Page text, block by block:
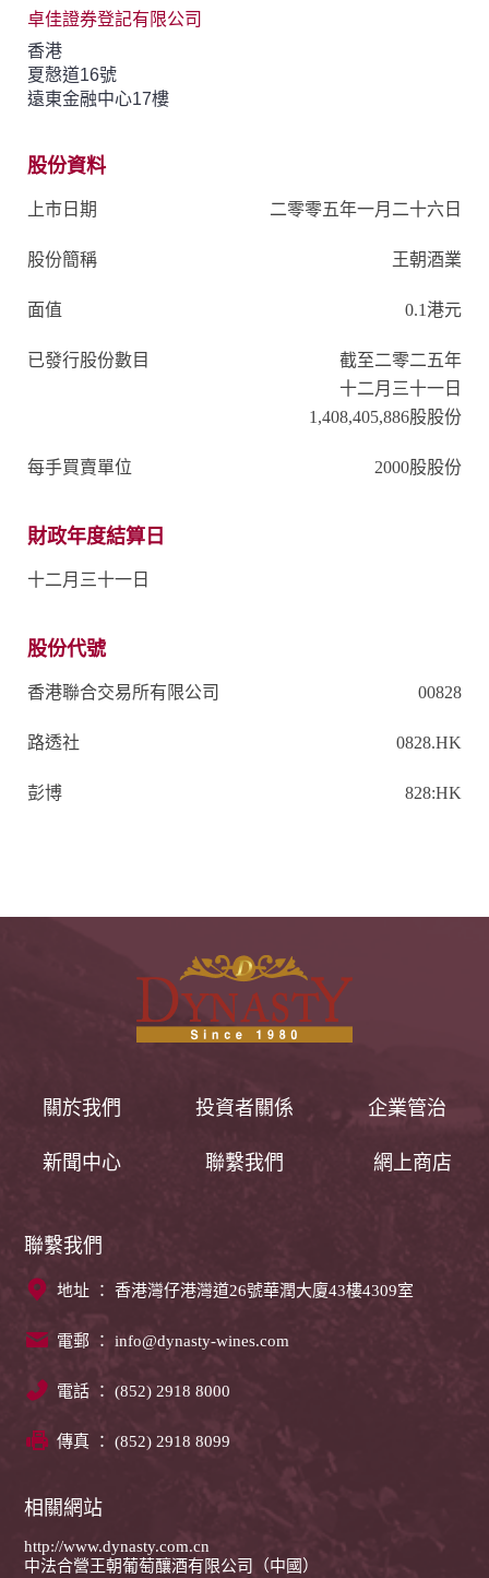
卓佳證券登記有限公司
香港
夏慤道16號
遠東金融中心17樓
股份資料
上市日期 二零零五年一月二十六日
股份簡稱 王朝酒業
面值 0.1港元
已發行股份數目
截至二零二五年
十二月三十一日
1,408,405,886股股份
每手買賣單位 2000股股份
財政年度結算日
十二月三十一日
股份代號
香港聯合交易所有限公司 00828
路透社 0828.HK
彭博 828:HK
關於我們 投資者關係 企業管治
新聞中心 聯繫我們 網上商店
聯繫我們
地址 ： 香港灣仔港灣道26號華潤大廈43樓4309室
電郵 ：info@dynasty-wines.com
電話 ： (852) 2918 8000
傳真 ： (852) 2918 8099
相關網站
http://www.dynasty.com.cn
中法合營王朝葡萄釀酒有限公司（中國）